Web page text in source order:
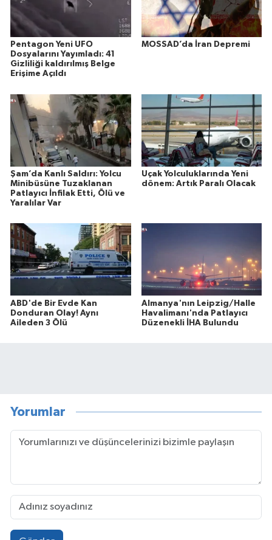
Pentagon Yeni UFO
Dosyalarını Yayımladı: 41
Gizliliği kaldırılmış Belge
Erişime Açıldı
MOSSAD’da İran Depremi
Şam’da Kanlı Saldırı: Yolcu
Minibüsüne Tuzaklanan
Patlayıcı İnfilak Etti, Ölü ve
Yaralılar Var
Uçak Yolculuklarında Yeni
dönem: Artık Paralı Olacak
ABD'de Bir Evde Kan
Donduran Olay! Aynı
Aileden 3 Ölü
Almanya'nın Leipzig/Halle
Havalimanı'nda Patlayıcı
Düzenekli İHA Bulundu
Yorumlar